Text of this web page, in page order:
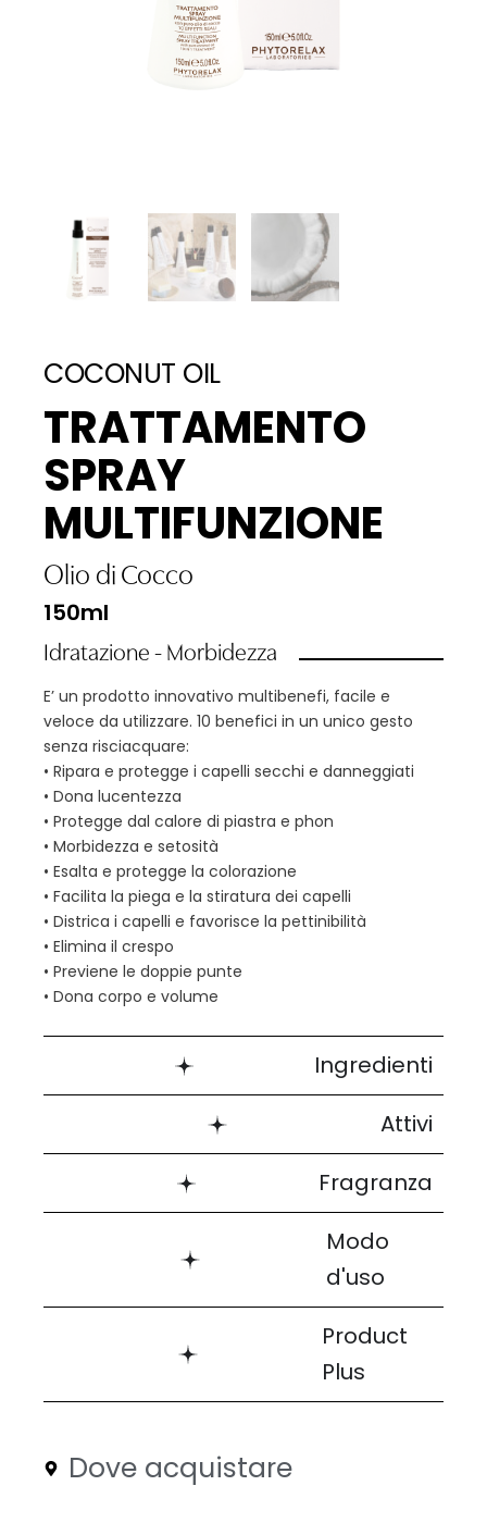
COCONUT OIL
TRATTAMENTO
SPRAY
MULTIFUNZIONE
Olio di Cocco
150ml
Idratazione - Morbidezza
E’ un prodotto innovativo multibenefi, facile e
veloce da utilizzare. 10 benefici in un unico gesto
senza risciacquare:
• Ripara e protegge i capelli secchi e danneggiati
• Dona lucentezza
• Protegge dal calore di piastra e phon
• Morbidezza e setosità
• Esalta e protegge la colorazione
• Facilita la piega e la stiratura dei capelli
• Districa i capelli e favorisce la pettinibilità
• Elimina il crespo
• Previene le doppie punte
• Dona corpo e volume
Ingredienti
Attivi
Fragranza
Modo
d'uso
Product
Plus
Dove acquistare